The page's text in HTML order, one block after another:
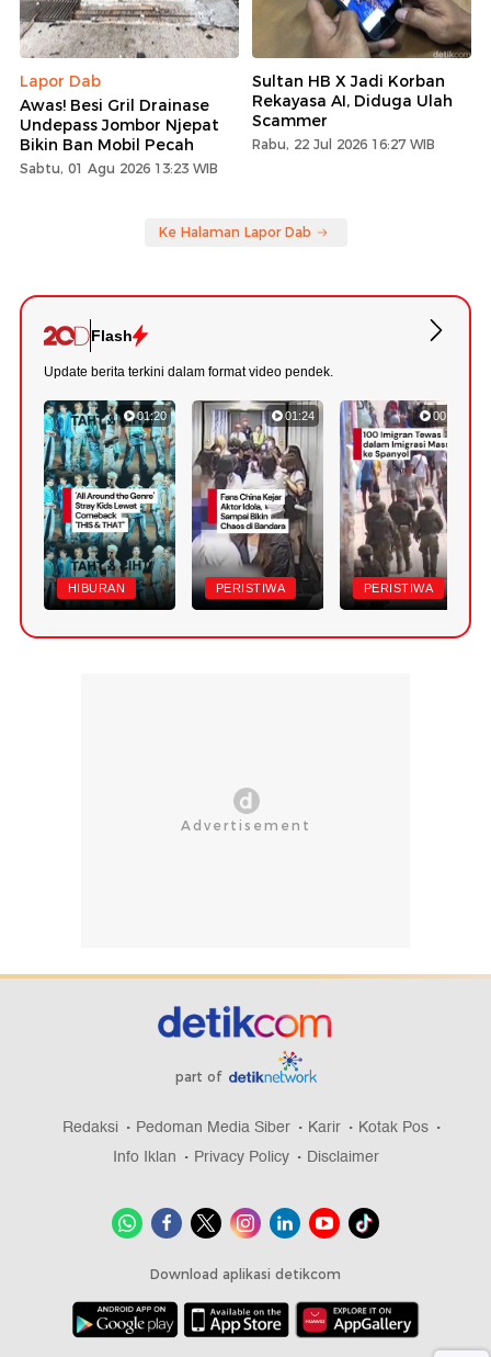
Lapor Dab
Awas! Besi Gril Drainase
Undepass Jombor Njepat
Bikin Ban Mobil Pecah
Sabtu, 01 Agu 2026 13:23 WIB
Sultan HB X Jadi Korban
Rekayasa AI, Diduga Ulah
Scammer
Rabu, 22 Jul 2026 16:27 WIB
Ke Halaman Lapor Dab
Flash
Update berita terkini dalam format video pendek.
01:20
HIBURAN
01:24
PERISTIWA
00:42
PERISTIWA
part of
Redaksi Pedoman Media Siber Karir
Kotak Pos
Info Iklan
Privacy Policy Disclaimer
Download aplikasi detikcom